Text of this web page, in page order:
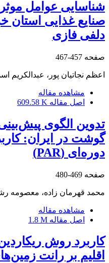
شناسایی عوامل
صنایع غذایی استان
دلفی فازی
صفحه 457-467
اعظم نجاتیان پور، عبدالکریم
مشاهده مقاله
اصل مقاله 609.58 K
تدوین الگوی
گوشت در ایران:
دوره‌ای (PAR)
صفحه 469-480
محمد قهرمان زاده، معصومه
مشاهده مقاله
اصل مقاله 1.8 M
کاربرد روش
اقلیم بر رانت